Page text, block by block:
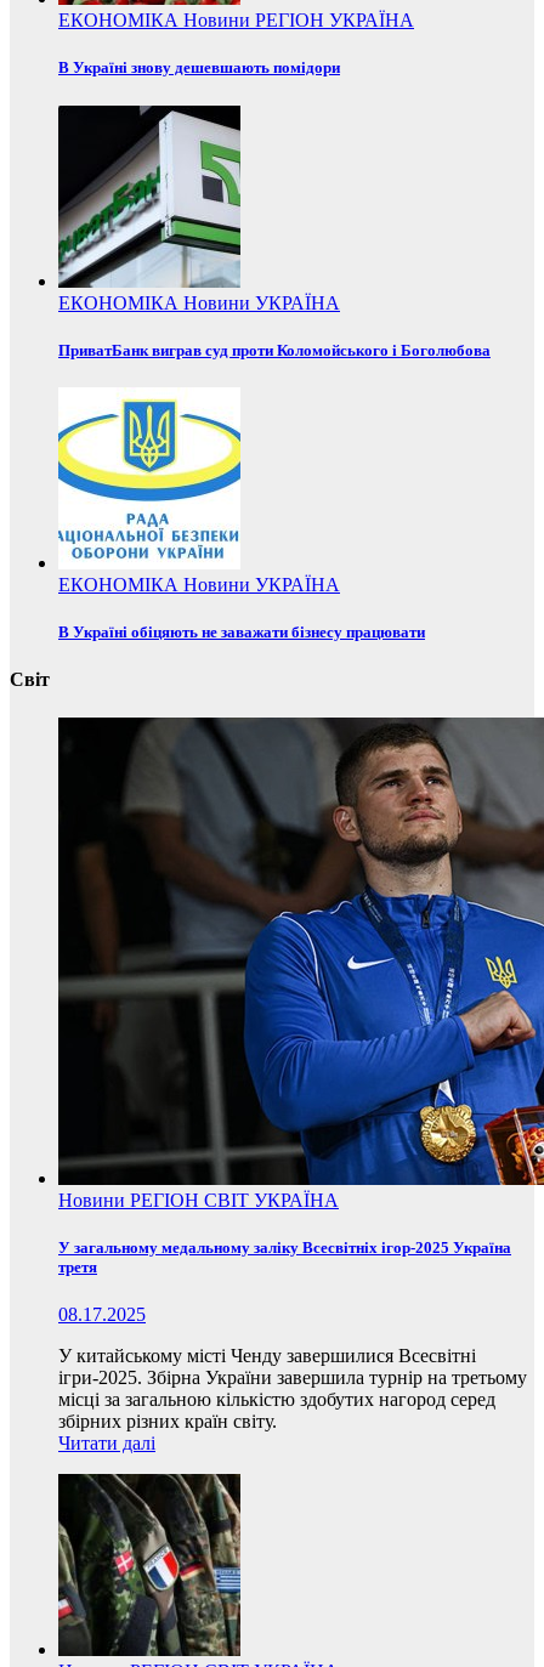
ЕКОНОМІКА Новини РЕГІОН УКРАЇНА
В Україні знову дешевшають помідори
ЕКОНОМІКА Новини УКРАЇНА
ПриватБанк виграв суд проти Коломойського і Боголюбова
ЕКОНОМІКА Новини УКРАЇНА
В Україні обіцяють не заважати бізнесу працювати
Світ
Новини РЕГІОН СВІТ УКРАЇНА
У загальному медальному заліку Всесвітніх ігор-2025 Україна
третя
08.17.2025
У китайському місті Ченду завершилися Всесвітні
ігри-2025. Збірна України завершила турнір на третьому
місці за загальною кількістю здобутих нагород серед
збірних різних країн світу.
Читати далі